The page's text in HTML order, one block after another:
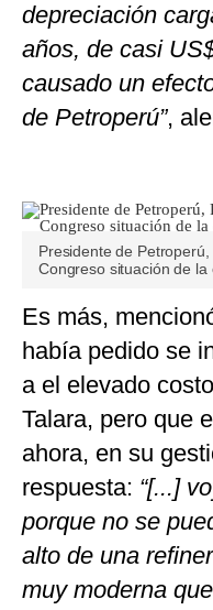
depreciación
años, de casi
causado un
de Petroperú”,
Presidente de
Congreso situación de
Es más,
había pedido se
a el elevado
Talara, pero que
ahora, en su
respuesta: “[...]
porque no se
alto de una
muy moderna